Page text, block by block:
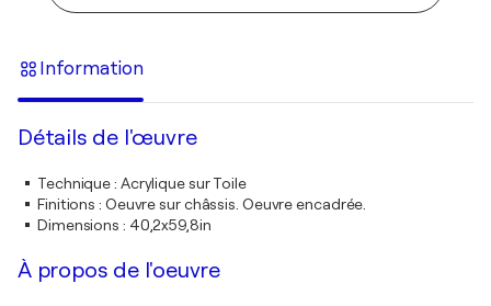
Information
Détails de l'œuvre
Technique: Acrylique sur Toile
Finitions : Oeuvre sur châssis. Oeuvre encadrée.
Dimensions : 40,2x59,8in
À propos de l'oeuvre